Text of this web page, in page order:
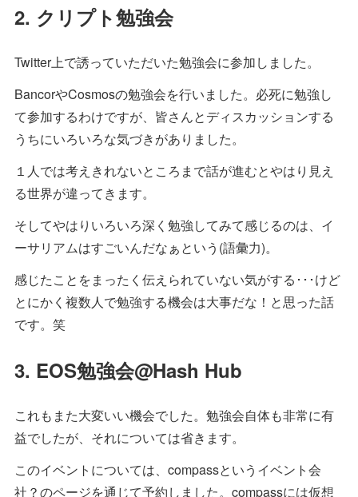
2. クリプト勉強会
Twitter上で誘っていただいた勉強会に参加しました。
BancorやCosmosの勉強会を行いました。必死に勉強し
て参加するわけですが、皆さんとディスカッションする
うちにいろいろな気づきがありました。
１人では考えきれないところまで話が進むとやはり見え
る世界が違ってきます。
そしてやはりいろいろ深く勉強してみて感じるのは、イ
ーサリアムはすごいんだなぁという(語彙力)。
感じたことをまったく伝えられていない気がする･･･けど
とにかく複数人で勉強する機会は大事だな！と思った話
です。笑
3. EOS勉強会@Hash Hub
これもまた大変いい機会でした。勉強会自体も非常に有
益でしたが、それについては省きます。
このイベントについては、compassというイベント会
社？のページを通じて予約しました。compassには仮想